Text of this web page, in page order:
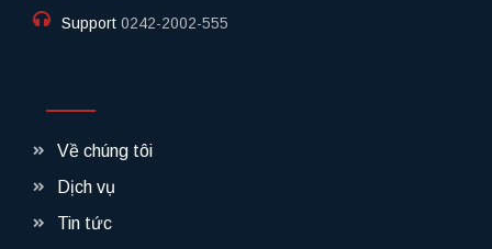
Support 0242-2002-555​
Về chúng tôi
Dịch vụ
Tin tức